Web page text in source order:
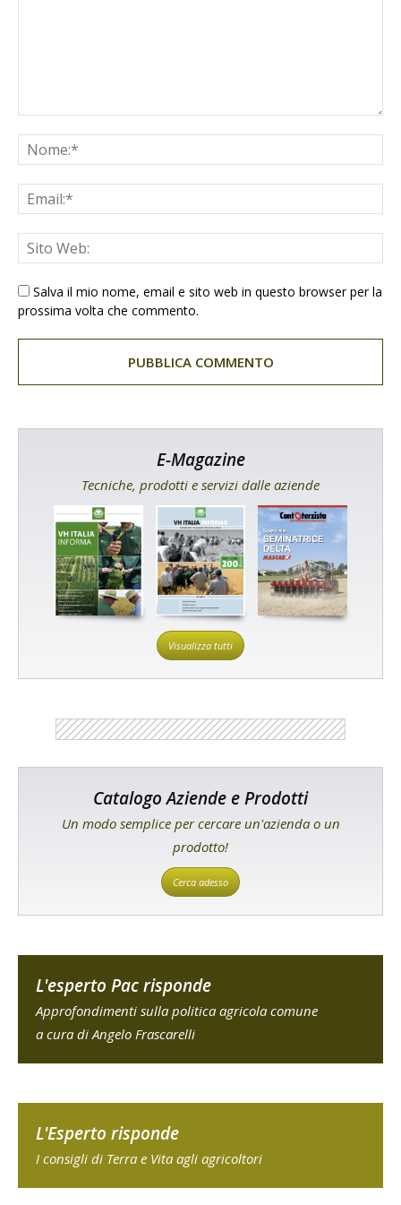
Salva il mio nome, email e sito web in questo browser per la
prossima volta che commento.
E-Magazine
Tecniche, prodotti e servizi dalle aziende
Visualizza tutti
Catalogo Aziende e Prodotti
Un modo semplice per cercare un'azienda o un
prodotto!
Cerca adesso
L'esperto Pac risponde
Approfondimenti sulla politica agricola comune
a cura di Angelo Frascarelli
L'Esperto risponde
I consigli di Terra e Vita agli agricoltori